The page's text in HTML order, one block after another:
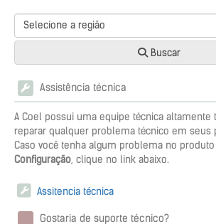
Selecione a região
Buscar
Assistência técnica
A Coel possui uma equipe técnica altamente
reparar qualquer problema técnico em seus
Caso você tenha algum problema no produto
Configuração, clique no link abaixo.
Assitencia técnica
Gostaria de suporte técnico?